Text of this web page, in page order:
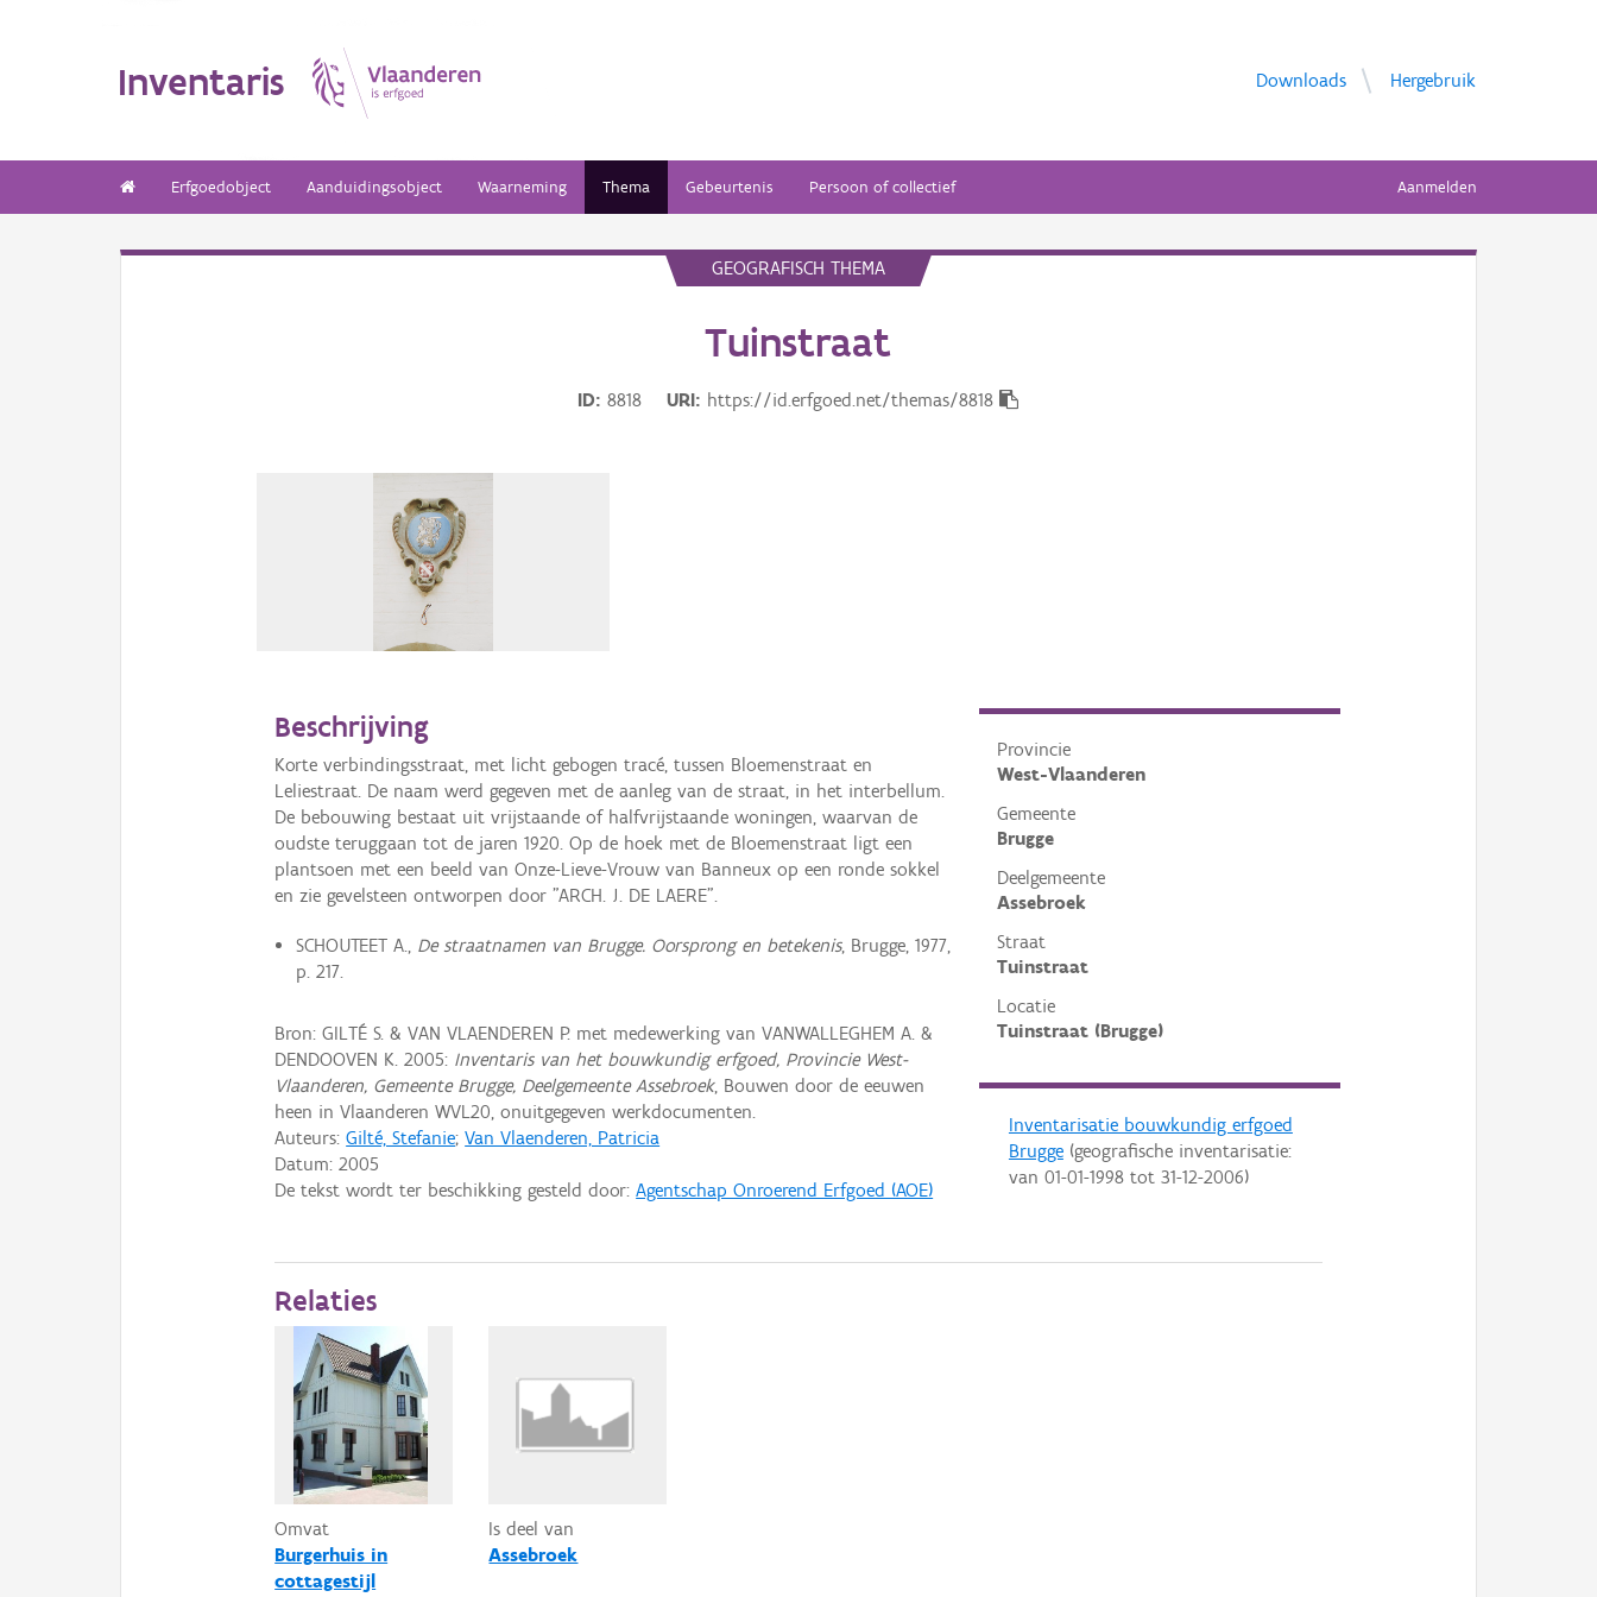
Inventaris Downloads Hergebruik
Erfgoedobject Aanduidingsobject Waarneming Thema Gebeurtenis Persoon of collectief Aanmelden
GEOGRAFISCH THEMA
Tuinstraat
ID 8818 URI https://id.erfgoed.net/themas/8818
Provincie
West-Vlaanderen
Gemeente
Brugge
Deelgemeente
Assebroek
Straat
Tuinstraat
Locatie
Tuinstraat (Brugge)
Inventarisatie bouwkundig erfgoed
Brugge(geografische inventarisatie:
van 01-01-1998tot 31-12-2006)
Beschrijving
Korte verbindingsstraat, met licht gebogen tracé, tussen Bloemenstraat en
Leliestraat. De naam werd gegeven met de aanleg van de straat, in het interbellum.
De bebouwing bestaat uit vrijstaande of halfvrijstaande woningen, waarvan de
oudste teruggaan tot de jaren 1920. Op de hoek met de Bloemenstraat ligt een
plantsoen met een beeld van Onze-Lieve-Vrouw van Banneux op een ronde sokkel
en zie gevelsteen ontworpen door "ARCH. J. DE LAERE".
SCHOUTEET A., De straatnamen van Brugge. Oorsprong en betekenis, Brugge, 1977,
p. 217.
Bron: GILTÉ S. & VAN VLAENDEREN P. met medewerking van VANWALLEGHEM A. &
DENDOOVEN K. 2005: Inventaris van het bouwkundig erfgoed, Provincie West-
Vlaanderen, Gemeente Brugge, Deelgemeente Assebroek, Bouwen door de eeuwen
heen in Vlaanderen WVL20, onuitgegeven werkdocumenten.
Auteurs:Gilté, Stefanie;Van Vlaenderen, Patricia
Datum:2005
De tekst wordt ter beschikking gesteld door:Agentschap Onroerend Erfgoed (AOE)
Relaties
Omvat
Burgerhuis in
cottagestijl
Is deel van
Assebroek